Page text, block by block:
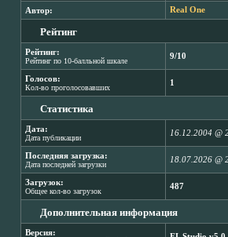
Автор: Real One
Рейтинг
Рейтинг:
Рейтинг по 10-балльной шкале
9/10
Голосов:
Кол-во проголосовавших
1
Статистика
Дата:
Дата публикации
16.12.2004 @
Последняя загрузка:
Дата последней загрузки
18.07.2026 @
Загрузок:
Общее кол-во загрузок
487
Дополнительная информация
Версия: